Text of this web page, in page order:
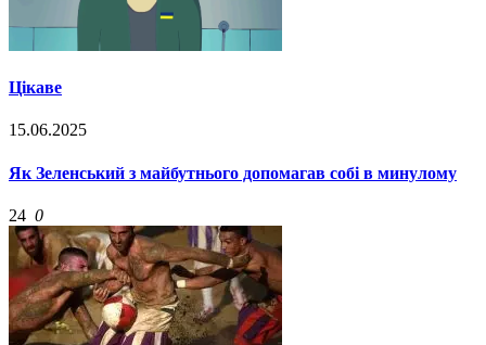
Цікаве
15.06.2025
Як Зеленський з майбутнього допомагав собі в минулому
24 0